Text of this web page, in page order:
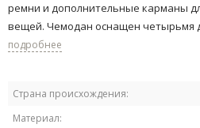
ремни и дополнительные карманы
вещей. Чемодан оснащен четырьмя
подробнее
Страна происхождения:
Материал: